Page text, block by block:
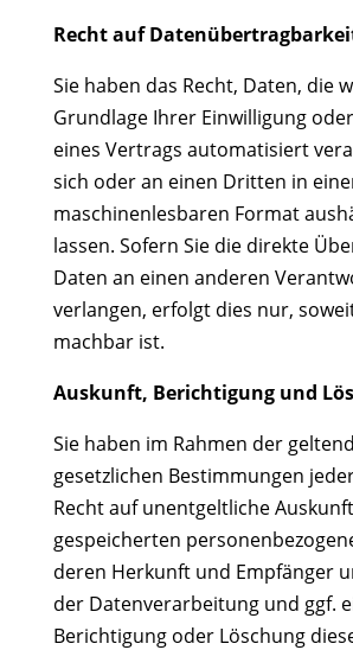
Recht auf
Sie haben das Recht, Daten, die
Grundlage Ihrer Einwilligung
eines Vertrags automatisiert
sich oder an einen Dritten in
maschinenlesbaren Format
lassen. Sofern Sie die direkte
Daten an einen anderen
verlangen, erfolgt dies nur,
machbar ist.
Auskunft, Berichtigung und
Sie haben im Rahmen der
gesetzlichen Bestimmungen
Recht auf unentgeltliche
gespeicherten
deren Herkunft und Empfänger
der Datenverarbeitung und ggf.
Berichtigung oder Löschung